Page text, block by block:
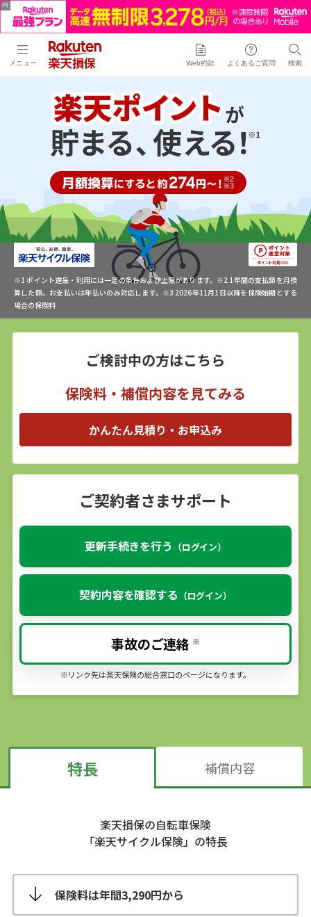
メニュー Web約款 よくあるご質問 検索
※1 ポイント進呈・利用には一定の条件および上限があります。※2 1年間の支払額を月換
算した額。お支払いは年払いのみ対応します。※3 2026年11月1日以降を保険始期とする
場合の保険料
ご検討中の方はこちら
保険料・補償内容を見てみる
かんたん見積り・お申込み
ご契約者さまサポート
更新手続きを行う （ログイン）
契約内容を確認する （ログイン）
事故のご連絡 ※
※リンク先は楽天保険の総合窓口のページになります。
特長 補償内容
楽天損保の自転車保険
「楽天サイクル保険」の特長
保険料は年間3,290円から